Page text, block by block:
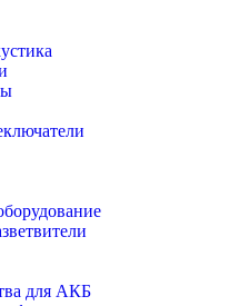
для АКБ